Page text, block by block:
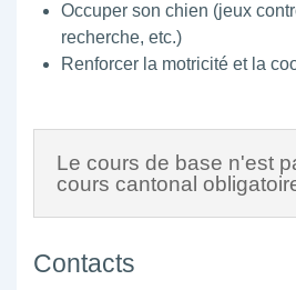
Occuper son chien (jeux
recherche, etc.)
Renforcer la motricité et la
Le cours de base n'est
cours cantonal
Contacts